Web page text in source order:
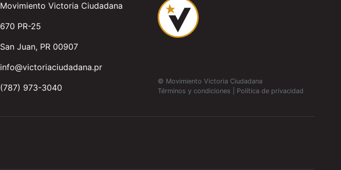
Movimiento Victoria Ciudadana
670 PR-25
San Juan, PR 00907
info@victoriaciudadana.pr
(787) 973-3040
© Movimiento Victoria Ciudadana
Términos y condiciones
Política de privacidad